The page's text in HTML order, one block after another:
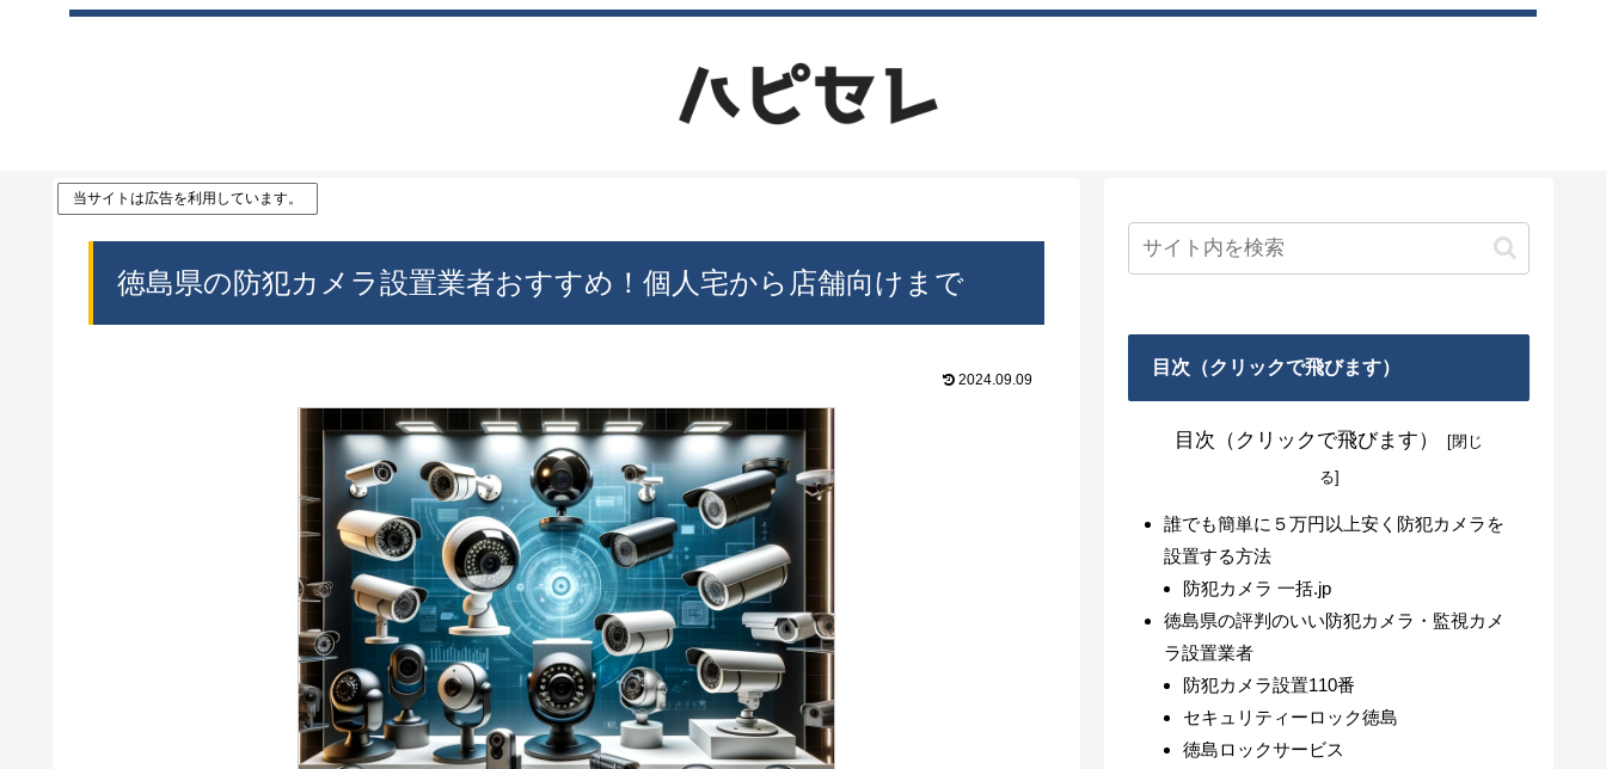
当サイトは広告を利用しています。
徳島県の防犯カメラ設置業者おすすめ！個人宅から店舗向けまで
2024.09.09
目次（クリックで飛びます）
目次（クリックで飛びます）
誰でも簡単に５万円以上安く防犯カメラを
設置する方法
防犯カメラ 一括.jp
徳島県の評判のいい防犯カメラ・監視カメ
ラ設置業者
防犯カメラ設置110番
セキュリティーロック徳島
徳島ロックサービス